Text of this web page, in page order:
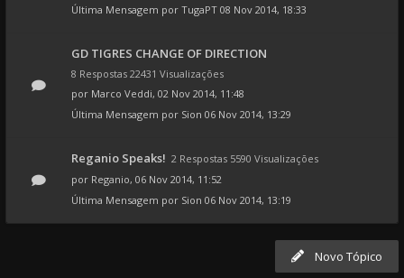
Última Mensagem por TugaPT 08 Nov 2014, 18:33
GD TIGRES CHANGE OF DIRECTION
8 Respostas 22431 Visualizações
por Marco Veddi, 02 Nov 2014, 11:48
Última Mensagem por Sion 06 Nov 2014, 13:29
Reganio Speaks! 2 Respostas 5590 Visualizações
por Reganio, 06 Nov 2014, 11:52
Última Mensagem por Sion 06 Nov 2014, 13:19
Novo Tópico